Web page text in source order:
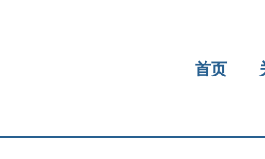
首页